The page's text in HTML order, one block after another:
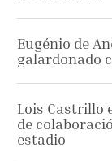
Eugénio de
galardonado
Lois Castrillo
de
estadio